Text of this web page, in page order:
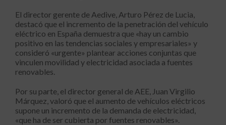
El director gerente de Aedive, Arturo Pérez de Lucia,
destacó que el incremento de la penetración del vehículo
eléctrico en España demuestra que «hay un cambio
positivo en las tendencias sociales y empresariales» y
consideró «urgente» plantear acciones conjuntas que
vinculen movilidad y electricidad asociada a fuentes
renovables.
Por su parte, el director general de AEE, Juan Virgilio
Márquez, valoró que el aumento de vehículos eléctricos
supone un incremento de la demanda de electricidad,
«que ha de ser cubierta por fuentes renovables».